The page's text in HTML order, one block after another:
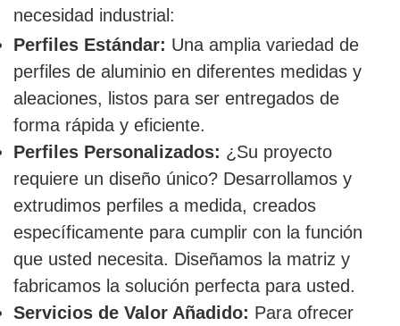
necesidad industrial:
Perfiles Estándar: Una amplia variedad de
perfiles de aluminio en diferentes medidas y
aleaciones, listos para ser entregados de
forma rápida y eficiente.
Perfiles Personalizados: ¿Su proyecto
requiere un diseño único? Desarrollamos y
extrudimos perfiles a medida, creados
específicamente para cumplir con la función
que usted necesita. Diseñamos la matriz y
fabricamos la solución perfecta para usted.
Servicios de Valor Añadido: Para ofrecer